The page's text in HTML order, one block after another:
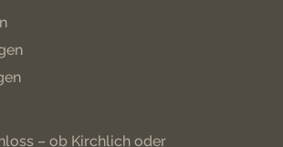
– ob Kirchlich oder